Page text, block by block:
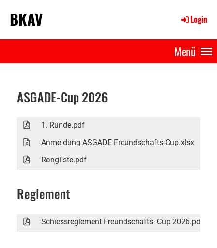
BKAV Login
Menü
ASGADE-Cup 2026
1. Runde.pdf
Anmeldung ASGADE Freundschafts-Cup.xlsx
Rangliste.pdf
Reglement
Schiessreglement Freundschafts- Cup 2026.pdf